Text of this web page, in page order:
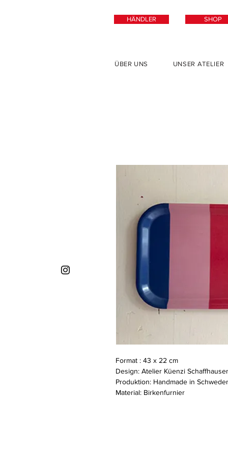
HÄNDLER SHOP
ÜBER UNS UNSER ATELIER
Format : 43 x 22 cm
Design: Atelier Küenzi
Produktion: Handmade in
Material: Birkenfurnier